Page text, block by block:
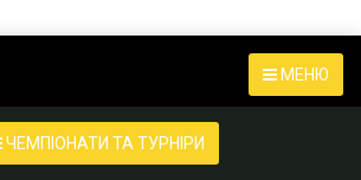
МЕНЮ
ЧЕМПІОНАТИ ТА ТУРНІРИ